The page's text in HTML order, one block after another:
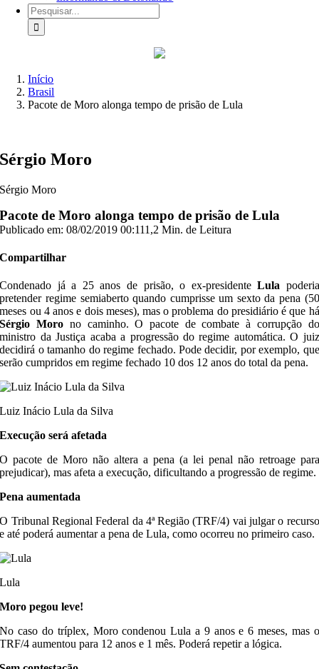
Buscar
resultados
para:
Início
Brasil
Pacote de Moro alonga tempo de prisão de Lula
Sérgio Moro
Sérgio Moro
Pacote de Moro alonga tempo de prisão de Lula
Publicado em: 08/02/2019 00:111,2 Min. de Leitura
Compartilhar
Condenado já a 25 anos de prisão, o ex-presidenteLula poderia
pretender regime semiaberto quando cumprisse um sexto da pena (50
meses ou 4 anos e dois meses), mas o problema do presidiário é que há
Sérgio Moro no caminho. O pacote de combate à corrupção do
ministro da Justiça acaba a progressão do regime automática. O juiz
decidirá o tamanho do regime fechado. Pode decidir, por exemplo, que
serão cumpridos em regime fechado 10 dos 12 anos do total da pena.
Luiz Inácio Lula da Silva
Execução será afetada
O pacote de Moro não altera a pena (a lei penal não retroage para
prejudicar), mas afeta a execução, dificultando a progressão de regime.
Pena aumentada
O Tribunal Regional Federal da 4ª Região (TRF/4) vai julgar o recurso
e até poderá aumentar a pena de Lula, como ocorreu no primeiro caso.
Lula
Moro pegou leve!
No caso do tríplex, Moro condenou Lula a 9 anos e 6 meses, mas o
TRF/4 aumentou para 12 anos e 1 mês. Poderá repetir a lógica.